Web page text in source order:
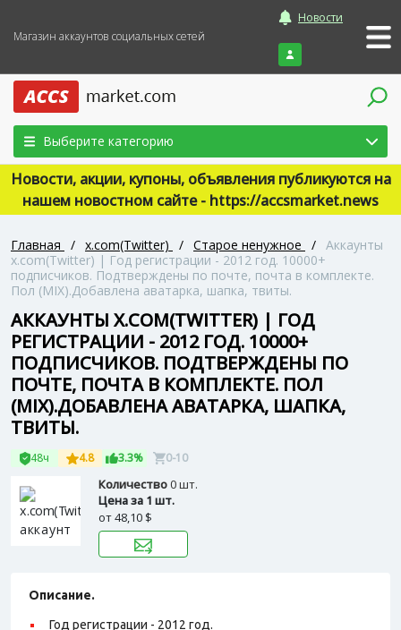
Магазин аккаунтов социальных сетей
Новости
Войти
Выберите категорию
Новости, акции, купоны, объявления публикуются на
нашем новостном сайте - https://accsmarket.news
Главная / x.com(Twitter) / Старое ненужное / Аккаунты
x.com(Twitter) | Год регистрации - 2012 год. 10000+
подписчиков. Подтверждены по почте, почта в комплекте.
Пол (MIX).Добавлена аватарка, шапка, твиты.
АККАУНТЫ X.COM(TWITTER) | ГОД
РЕГИСТРАЦИИ - 2012 ГОД. 10000+
ПОДПИСЧИКОВ. ПОДТВЕРЖДЕНЫ ПО
ПОЧТЕ, ПОЧТА В КОМПЛЕКТЕ. ПОЛ
(MIX).ДОБАВЛЕНА АВАТАРКА, ШАПКА,
ТВИТЫ.
48ч 4.8 3.3% 0-10
Количество0 шт.
Цена за 1 шт.
от48,10 $
Описание.
Год регистрации - 2012 год.